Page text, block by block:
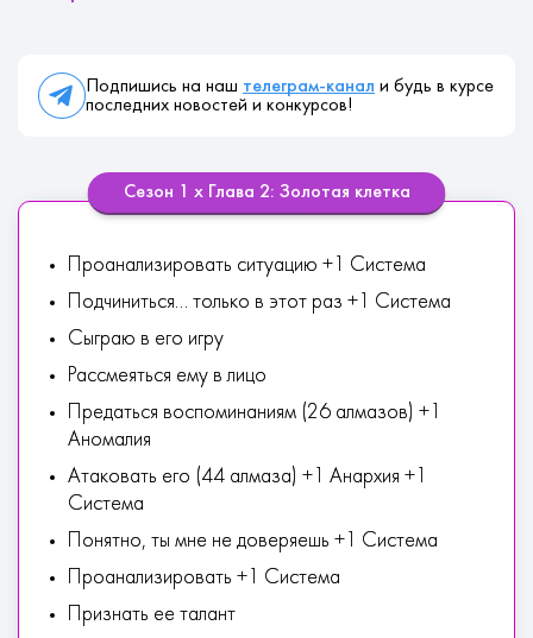
Подпишись на наш телеграм-канал и будь в курсе
последних новостей и конкурсов!
Сезон 1 х Глава 2: Золотая клетка
Проанализировать ситуацию +1 Система
Подчиниться... только в этот раз +1 Система
Сыграю в его игру
Рассмеяться ему в лицо
Предаться воспоминаниям (26 алмазов) +1
Аномалия
Атаковать его (44 алмаза) +1 Анархия +1
Система
Понятно, ты мне не доверяешь +1 Система
Проанализировать +1 Система
Признать ее талант